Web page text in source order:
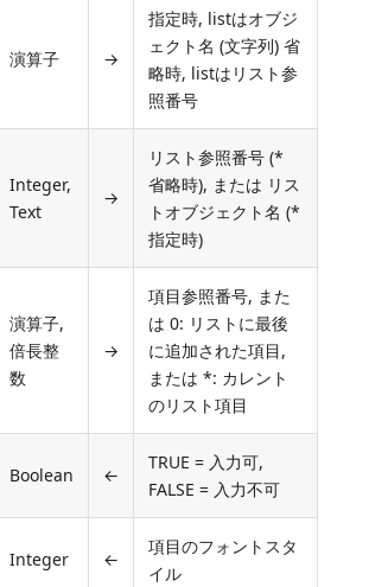
演算子 →
指定時, listはオブジ
ェクト名 (文字列) 省
略時, listはリスト参
照番号
Integer,
Text
→
リスト参照番号 (*
省略時), または リス
トオブジェクト名 (*
指定時)
演算子,
倍長整
数
→
項目参照番号, また
は 0: リストに最後
に追加された項目,
または *: カレント
のリスト項目
Boolean ←
TRUE = 入力可,
FALSE = 入力不可
Integer ←
項目のフォントスタ
イル